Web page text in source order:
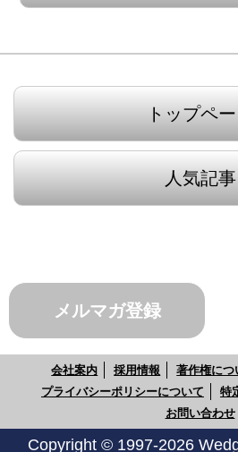
トップペ
人気記事
メルマガ登録
会社案内 採用情報 著作権につ
プライバシーポリシーについて
特
お問い合わせ
Copyright © 1997-2026